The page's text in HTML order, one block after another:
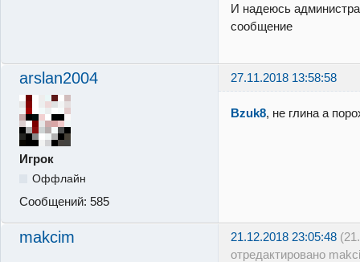
И надеюсь
сообщение
arslan2004 27.11.2018 13:58:58
Игрок
Оффлайн
Сообщений: 585
Bzuk8, не глина а
makcim 21.12.2018 23:05:48
отредактировано